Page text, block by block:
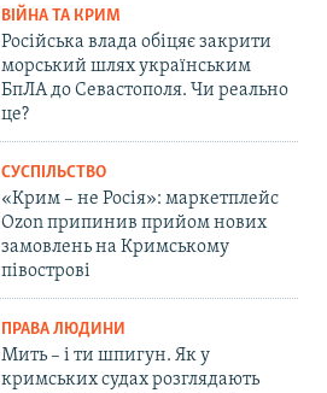
ВІЙНА ТА КРИМ
Російська влада обіцяє закрити
морський шлях українським
БпЛА до Севастополя. Чи реально
це?
СУСПІЛЬСТВО
«Крим – не Росія»: маркетплейс
Ozon припинив прийом нових
замовлень на Кримському
півострові
ПРАВА ЛЮДИНИ
Мить – і ти шпигун. Як у
кримських судах розглядають